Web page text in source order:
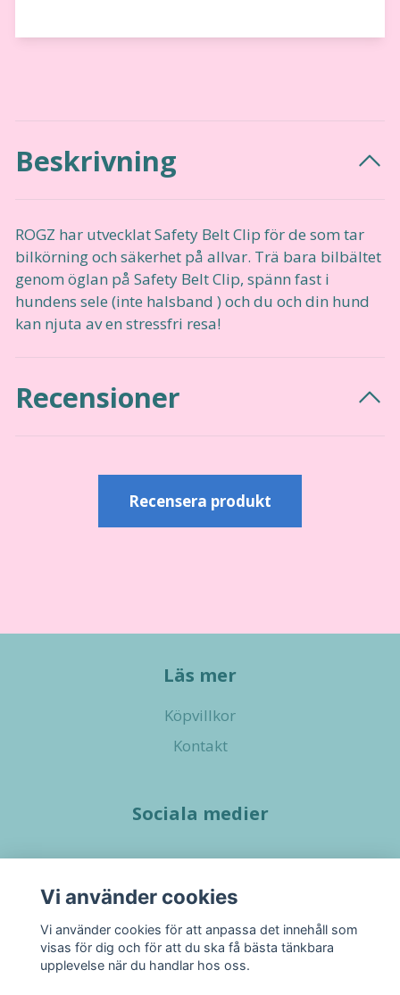
Beskrivning
ROGZ har utvecklat Safety Belt Clip för de som tar
bilkörning och säkerhet på allvar. Trä bara bilbältet
genom öglan på Safety Belt Clip, spänn fast i
hundens sele (inte halsband ) och du och din hund
kan njuta av en stressfri resa!
Recensioner
Recensera produkt
Läs mer
Köpvillkor
Kontakt
Sociala medier
Vi använder cookies
Vi använder cookies för att anpassa det innehåll som
visas för dig och för att du ska få bästa tänkbara
upplevelse när du handlar hos oss.